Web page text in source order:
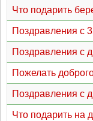
Что подарить
Поздравления с
Поздравления с
Пожелать
Поздравления с
Что подарить на